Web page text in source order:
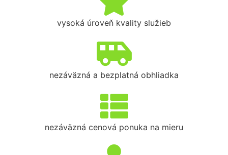
vysoká úroveň kvality služieb
nezáväzná a bezplatná obhliadka
nezáväzná cenová ponuka na mieru